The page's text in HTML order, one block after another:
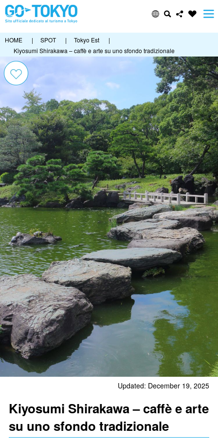
HOME | SPOT | Tokyo Est
|
Kiyosumi Shirakawa – caffè e arte su uno sfondo tradizionale
Updated: December 19, 2025
Kiyosumi Shirakawa – caffè e arte
su uno sfondo tradizionale